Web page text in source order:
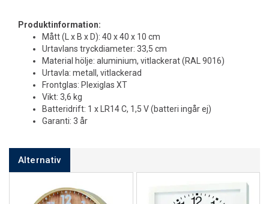
Produktinformation:
Mått (L x B x D): 40 x 40 x 10 cm
Urtavlans tryckdiameter: 33,5 cm
Material hölje: aluminium, vitlackerat (RAL 9016)
Urtavla: metall, vitlackerad
Frontglas: Plexiglas XT
Vikt: 3,6 kg
Batteridrift: 1 x LR14 C, 1,5 V (batteri ingår ej)
Garanti: 3 år
Alternativ